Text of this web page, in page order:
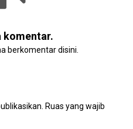
komentar.
berkomentar disini.
Ruas yang wajib